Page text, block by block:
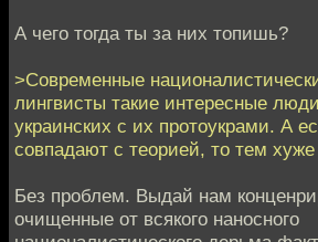
А чего тогда ты за них топишь?
>Современные
лингвисты такие интересные
украинских с их протоукрами. А
совпадают с теорией, то тем
Без проблем. Выдай нам
очищенные от всякого наносного